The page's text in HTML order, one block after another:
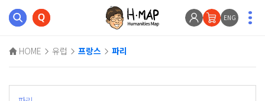
ENG
HOME 유럽 프랑스 파리